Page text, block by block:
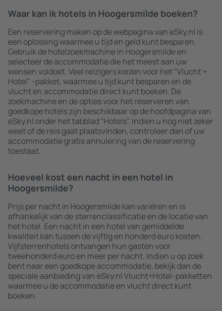
Waar kan ik hotels in Hoogersmilde boeken?
Een reservering maken op de webpagina van eSky.nl is
een oplossing waarmee u tijd en geld kunt besparen.
Gebruik de hotelzoekmachine in Hoogersmilde en
selecteer de accommodatie die het meest aan uw
wensen voldoet. Veel reizigers kiezen voor het "Vlucht +
Hotel" -pakket, waarmee u tijd kunt besparen en de
vlucht en accommodatie direct kunt boeken. De
zoekmachine en de opties voor het reserveren van
goedkope hotels zijn beschikbaar op de hoofdpagina van
eSky.nl onder het tabblad "Hotels". Indien u nog niet zeker
weet of de reis gaat plaatsvinden, controleer dan of uw
accommodatie gratis annulering van de reservering
toestaat.
Hoeveel kost een nacht in een hotel in
Hoogersmilde?
Prijs per nacht in Hoogersmilde kan variëren en is
afhankelijk van de sterrenclassificatie en de locatie van
het hotel. Een nacht in een hotel van gemiddelde
kwaliteit kan tussen de vijftig en honderd euro kosten.
Vijfsterrenhotels ontvangen hun gasten voor
tweehonderd euro en meer per nacht. Indien u op zoek
bent naar een goedkope accommodatie, bekijk dan de
speciale aanbieding van eSky.nl Vlucht+Hotel-pakketten
waarmee u de accommodatie en vlucht direct kunt
boeken.